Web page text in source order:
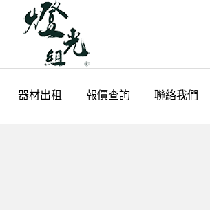
器材出租 報價查詢 聯絡我們